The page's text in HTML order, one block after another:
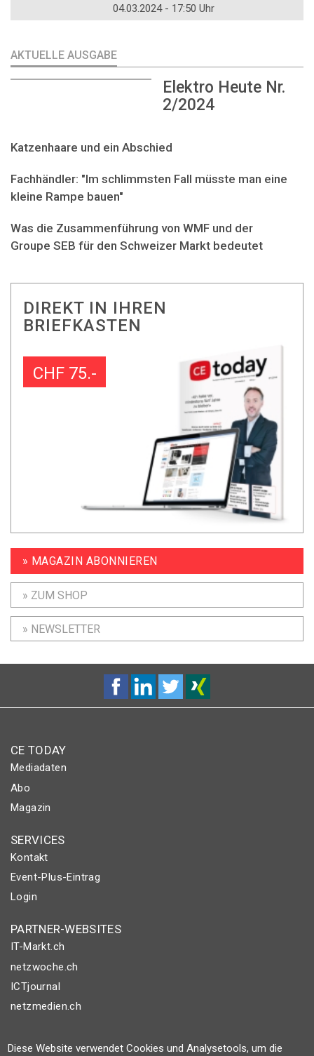
04.03.2024 - 17:50 Uhr
AKTUELLE AUSGABE
Elektro Heute Nr.
2/2024
Katzenhaare und ein Abschied
Fachhändler: "Im schlimmsten Fall müsste man eine
kleine Rampe bauen"
Was die Zusammenführung von WMF und der
Groupe SEB für den Schweizer Markt bedeutet
DIREKT IN IHREN
BRIEFKASTEN
CHF 75.-
» MAGAZIN ABONNIEREN
» ZUM SHOP
» NEWSLETTER
CE TODAY
Mediadaten
Abo
Magazin
SERVICES
Kontakt
Event-Plus-Eintrag
Login
PARTNER-WEBSITES
IT-Markt.ch
netzwoche.ch
ICTjournal
netzmedien.ch
Diese Website verwendet Cookies und Analysetools, um die